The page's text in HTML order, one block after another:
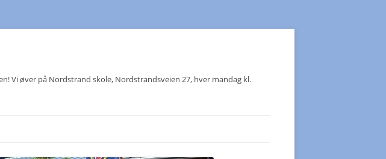
Vi øver på Nordstrand skole, Nordstrandsveien 27, hver mandag kl.